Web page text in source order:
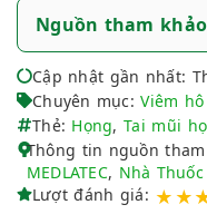
Nguồn tham khảo
Cập nhật gần nhất:
Chuyên mục:Viêm
Thẻ: Họng,Tai mũi
Thông tin nguồn tham
MEDLATEC, Nhà
Lượt đánh giá: